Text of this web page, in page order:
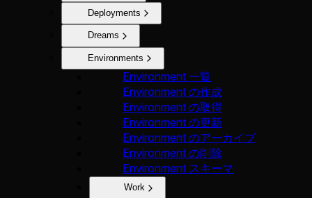
Deployments
Dreams
Environments
Environment 一覧
Environment の作成
Environment の取得
Environment の更新
Environment のアーカイブ
Environment の削除
Environment スキーマ
Work